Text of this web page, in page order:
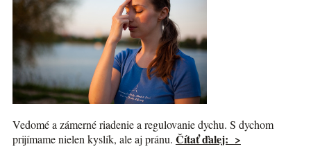
Vedomé a zámerné riadenie a regulovanie dychu. S dychom
prijímame nielen kyslík, ale aj pránu. Čítať ďalej: >